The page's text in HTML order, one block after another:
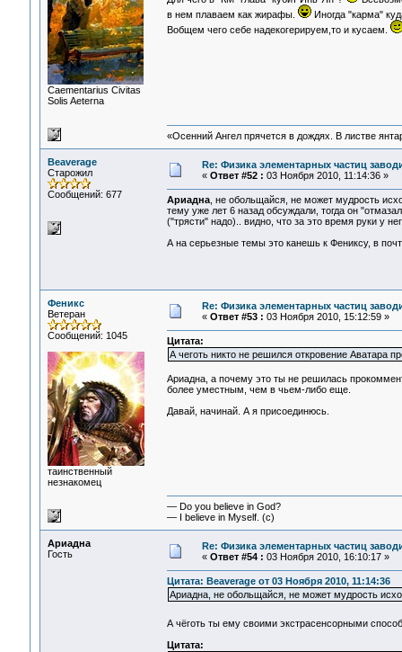
Сaementarius Civitas
Solis Aeterna
в нем плаваем как жирафы.
Иногда "карма"
Вобщем чего себе надекогерируем,то и кусаем.
«Осенний Ангел прячется в дождях. В листве
Beaverage
Старожил
Сообщений: 677
Re: Физика элементарных частиц
« Ответ #52 : 03 Ноября 2010, 11:14:36 »
Ариадна, не обольщайся, не может мудрость
тему уже лет 6 назад обсуждали, тогда он
("трясти" надо).. видно, что за это время руки у
А на серьезные темы это канешь к Фениксу, в
Феникс
Ветеран
Сообщений: 1045
таинственный
незнакомец
Re: Физика элементарных частиц
« Ответ #53 : 03 Ноября 2010, 15:12:59 »
Цитата:
А чеготь никто не решился откровение Аватара
Ариадна, а почему это ты не решилась
более уместным, чем в чьем-либо еще.
Давай, начинай. А я присоединюсь.
— Do you believe in God?
— I believe in Myself. (c)
Ариадна
Гость
Re: Физика элементарных частиц
« Ответ #54 : 03 Ноября 2010, 16:10:17 »
Цитата: Beaverage от 03 Ноября 2010, 11:14:36
Ариадна, не обольщайся, не может мудрость
А чёготь ты ему своими экстрасенсорными
Цитата: